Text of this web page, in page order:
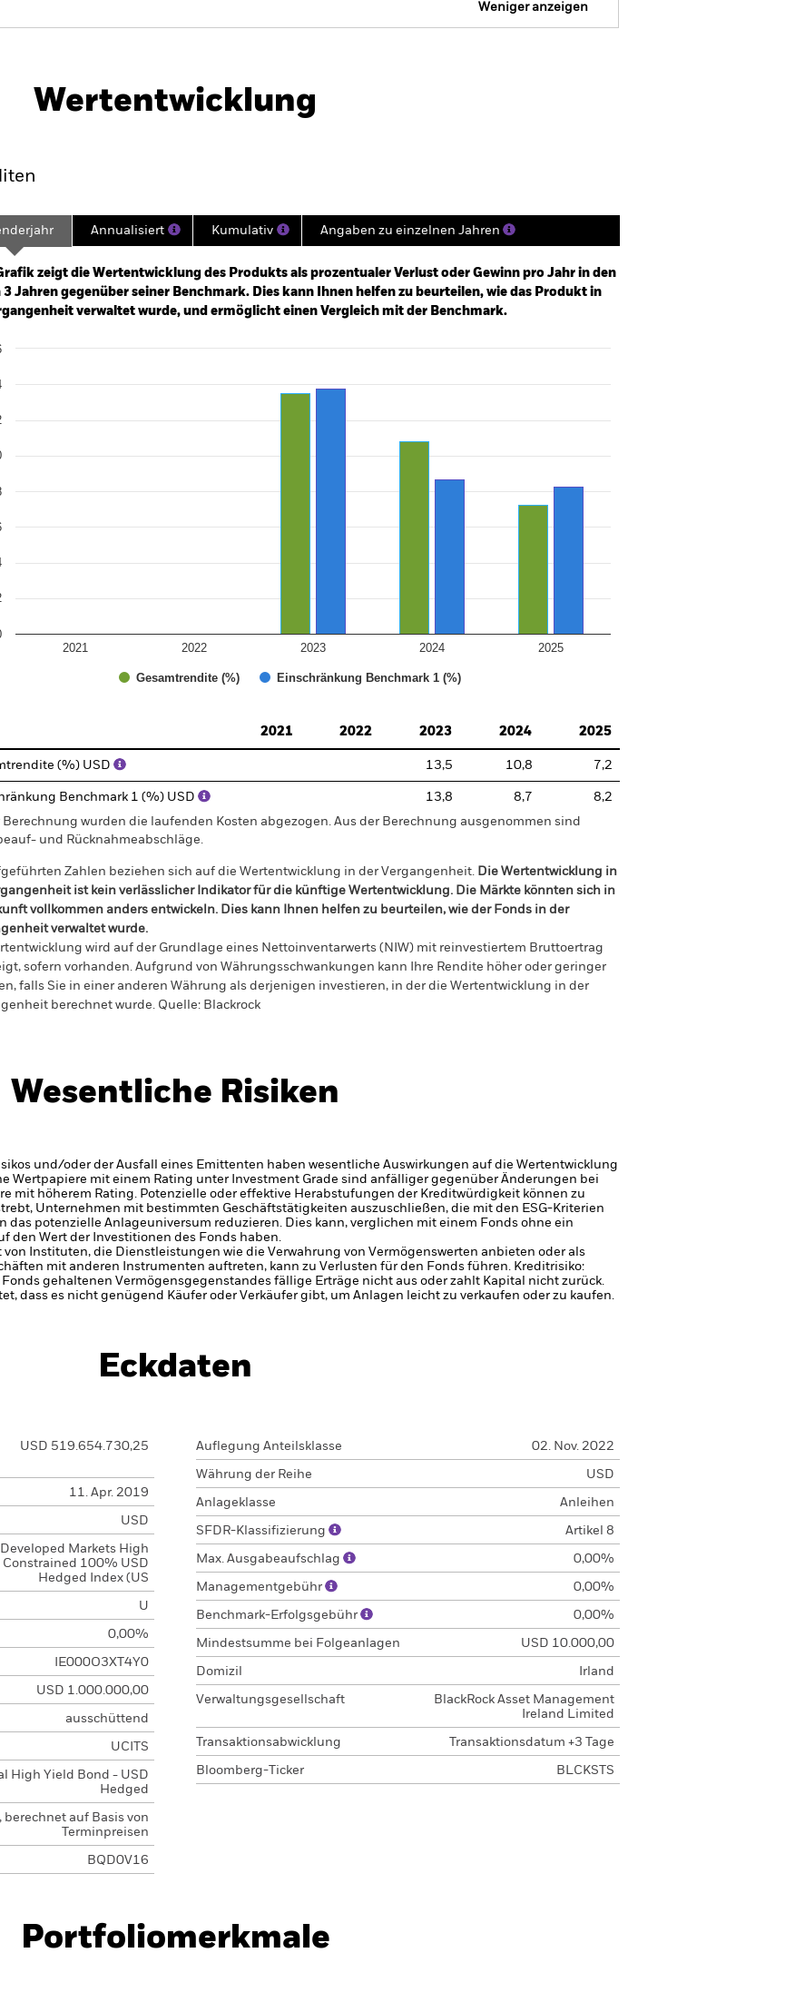
Weniger anzeigen
Herunterladen
Wertentwicklung
10-31 00:00:00 to 2026-07-31 00:00:00.
Annualisiert Kumulativ Angaben zu einzelnen Jahren
zeigt die Wertentwicklung des Produkts als prozentualer Verlust oder Gewinn pro Jahr in den
3 Jahren gegenüber seiner Benchmark. Dies kann Ihnen helfen zu beurteilen, wie das Produkt in
verwaltet wurde, und ermöglicht einen Vergleich mit der Benchmark.
with 2 data series.
has 1 Y axis displaying Values. Range: 0 to 16.
Gesamtrendite (%) Einschränkung Benchmark 1 (%)
2021 2022 2023 2024 2025
2021
2022 2023 2024 2025
(%) USD 13,5 10,8 7,2
Benchmark 1 (%) USD 13,8 8,7
8,2
Berechnung wurden die laufenden Kosten abgezogen. Aus der Berechnung ausgenommen sind
und Rücknahmeabschläge.
Zahlen beziehen sich auf die Wertentwicklung in der Vergangenheit. Die Wertentwicklung in
ist kein verlässlicher Indikator für die künftige Wertentwicklung. Die Märkte könnten sich in
vollkommen anders entwickeln. Dies kann Ihnen helfen zu beurteilen, wie der Fonds in der
verwaltet wurde.
wird auf der Grundlage eines Nettoinventarwerts (NIW) mit reinvestiertem Bruttoertrag
sofern vorhanden. Aufgrund von Währungsschwankungen kann Ihre Rendite höher oder geringer
falls Sie in einer anderen Währung als derjenigen investieren, in der die Wertentwicklung in der
berechnet wurde. Quelle: Blackrock
Wesentliche Risiken
und/oder der Ausfall eines Emittenten haben wesentliche Auswirkungen auf die Wertentwicklung
Wertpapiere mit einem Rating unter Investment Grade sind anfälliger gegenüber Änderungen bei
mit höherem Rating. Potenzielle oder effektive Herabstufungen der Kreditwürdigkeit können zu
Unternehmen mit bestimmten Geschäftstätigkeiten auszuschließen, die mit den ESG-Kriterien
das potenzielle Anlageuniversum reduzieren. Dies kann, verglichen mit einem Fonds ohne ein
den Wert der Investitionen des Fonds haben.
Instituten, die Dienstleistungen wie die Verwahrung von Vermögenswerten anbieten oder als
mit anderen Instrumenten auftreten, kann zu Verlusten für den Fonds führen. Kreditrisiko:
gehaltenen Vermögensgegenstandes fällige Erträge nicht aus oder zahlt Kapital nicht zurück.
dass es nicht genügend Käufer oder Verkäufer gibt, um Anlagen leicht zu verkaufen oder zu kaufen.
Eckdaten
USD 519.654.730,25
11. Apr. 2019
USD
Developed Markets High
Constrained 100% USD
Hedged Index (US
U
0,00%
IE000O3XT4Y0
USD 1.000.000,00
ausschüttend
UCITS
High Yield Bond - USD
Hedged
berechnet auf Basis von
Terminpreisen
BQD0V16
Auflegung Anteilsklasse 02. Nov. 2022
Währung der Reihe USD
Anlageklasse Anleihen
SFDR-Klassifizierung Artikel 8
Max. Ausgabeaufschlag 0,00%
Managementgebühr 0,00%
Benchmark-Erfolgsgebühr 0,00%
Mindestsumme bei Folgeanlagen USD 10.000,00
Domizil Irland
Verwaltungsgesellschaft
BlackRock Asset Management
Ireland Limited
Transaktionsabwicklung Transaktionsdatum +3 Tage
Bloomberg-Ticker BLCKSTS
Portfoliomerkmale